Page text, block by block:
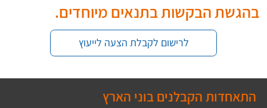
לרישום לקבלת הצעה לייעוץ
בהגשת הבקשות בתנאים מיוחדים.
התאחדות הקבלנים בוני הארץ